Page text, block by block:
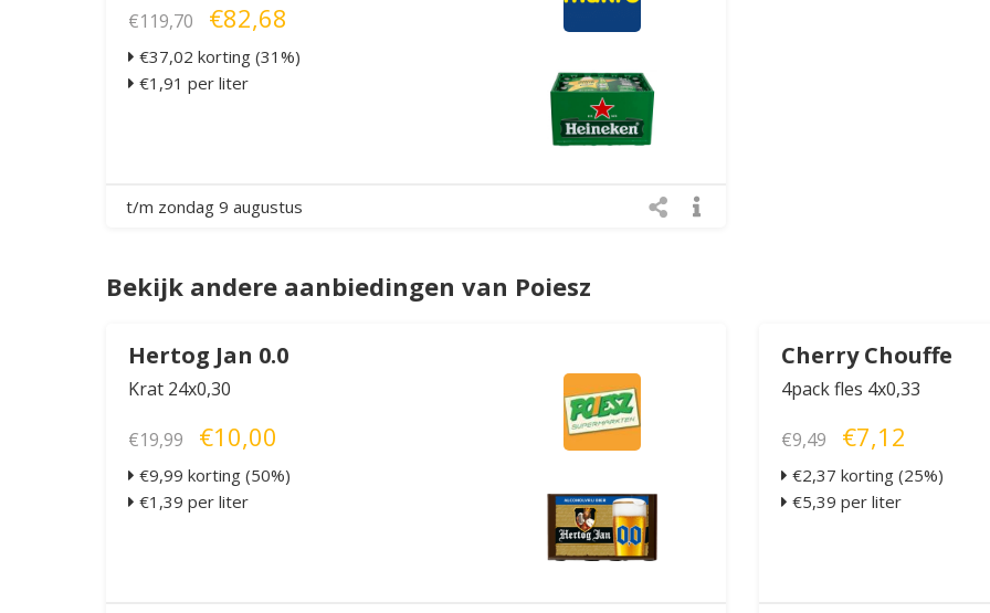
€119,70 €82,68
€37,02 korting (31%)
€1,91 per liter
t/m zondag 9 augustus
Bekijk andere aanbiedingen van Poiesz
Hertog Jan 0.0
Krat 24x0,30
€19,99 €10,00
€9,99 korting (50%)
€1,39 per liter
Cherry Chouffe
4pack fles 4x0,33
€9,49 €7,12
€2,37 korting (25%)
€5,39 per liter